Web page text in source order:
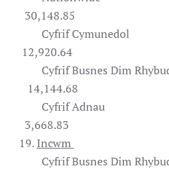
30,148.85
Cyfrif
12,920.64
Cyfrif Busnes
14,144.68
Cyfrif
3,668.83
19.Incwm
Cyfrif Busnes Dim